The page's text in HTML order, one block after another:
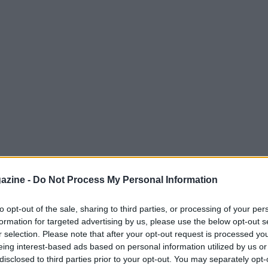
- Do Not Process My Personal Information
opt-out of the sale, sharing to third parties, or processing of your
for targeted advertising by us, please use the below opt-out
selection. Please note that after your opt-out request is processed
interest-based ads based on personal information utilized by us
to third parties prior to your opt-out. You may separately
Tuttavia, con il tempo, può
assumendo caratteristiche che lo
spontanea è: come gestire questa
iniziale?